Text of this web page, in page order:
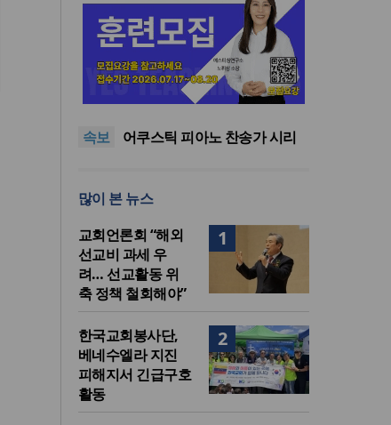
속보
한국크리스천기자포럼, 2026
년 여름호 발간
“하나님 앞에서 광복의 은혜 기
즈의 새 앨범 발매
미션파트너스, 퍼스펙티브스
년 여름호 발간
“하나님 앞에서 광복의 은혜 기
억하고 책임 감당해야”
많이 본 뉴스
1
교회언론회 “해외
선교비 과세 우
려… 선교활동 위
축 정책 철회해야”
2
한국교회봉사단,
베네수엘라 지진
피해지서 긴급구호
활동